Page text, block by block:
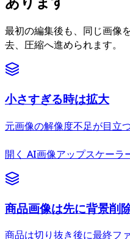
最初の編集後も、同じ画像
去、圧縮へ進められます。
小さすぎる時は拡大
元画像の解像度不足が目立
開く AI画像アップスケーラ
商品画像は先に背景削
商品は切り抜き後に最終フ